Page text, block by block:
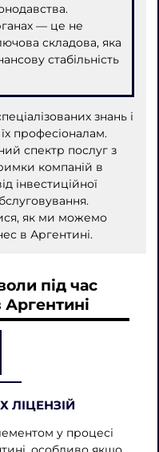
— це не
складова, яка
стабільність
знань і
професіоналам.
спектр послуг з
компаній в
інвестиційної
як ми можемо
в Аргентині.
під час
Аргентині
ЛІЦЕНЗІЙ
у процесі